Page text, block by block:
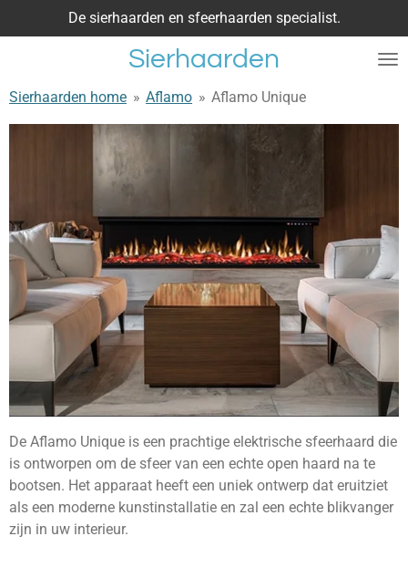
direct
hoofdinhoud
Sierhaarden
De sierhaarden en sfeerhaarden specialist.
Sierhaarden home » Aflamo » Aflamo Unique
De Aflamo Unique is een prachtige elektrische sfeerhaard die
is ontworpen om de sfeer van een echte open haard na te
bootsen. Het apparaat heeft een uniek ontwerp dat eruitziet
als een moderne kunstinstallatie en zal een echte blikvanger
zijn in uw interieur.